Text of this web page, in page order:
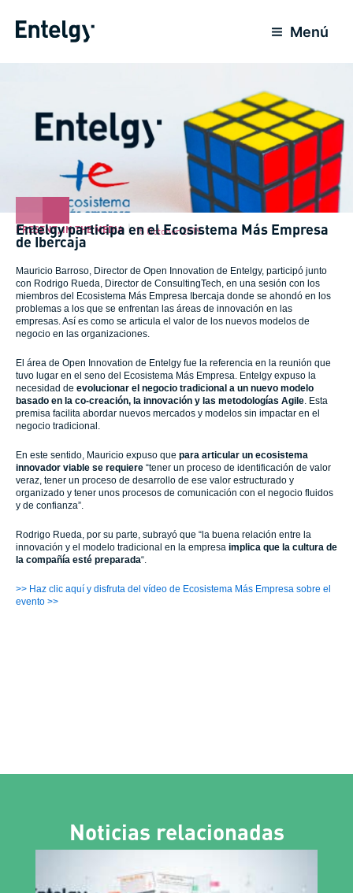
Menú
PRESENT,IN THE MEDIA 15 October 2019
Entelgy participa en el Ecosistema Más Empresa
de Ibercaja
Mauricio Barroso, Director de Open Innovation de Entelgy, participó junto
con Rodrigo Rueda, Director de ConsultingTech, en una sesión con los
miembros del Ecosistema Más Empresa Ibercaja donde se ahondó en los
problemas a los que se enfrentan las áreas de innovación en las
empresas. Así es como se articula el valor de los nuevos modelos de
negocio en las organizaciones.
El área de Open Innovation de Entelgy fue la referencia en la reunión que
tuvo lugar en el seno del Ecosistema Más Empresa. Entelgy expuso la
necesidad de evolucionar el negocio tradicional a un nuevo modelo
basado en la co-creación, la innovación y las metodologías Agile. Esta
premisa facilita abordar nuevos mercados y modelos sin impactar en el
negocio tradicional.
En este sentido, Mauricio expuso que para articular un ecosistema
innovador viable se requiere “tener un proceso de identificación de valor
veraz, tener un proceso de desarrollo de ese valor estructurado y
organizado y tener unos procesos de comunicación con el negocio fluidos
y de confianza”.
Rodrigo Rueda, por su parte, subrayó que “la buena relación entre la
innovación y el modelo tradicional en la empresa implica que la cultura de
la compañía esté preparada“.
>> Haz clic aquí y disfruta del vídeo de Ecosistema Más Empresa sobre el
evento >>
Noticias relacionadas